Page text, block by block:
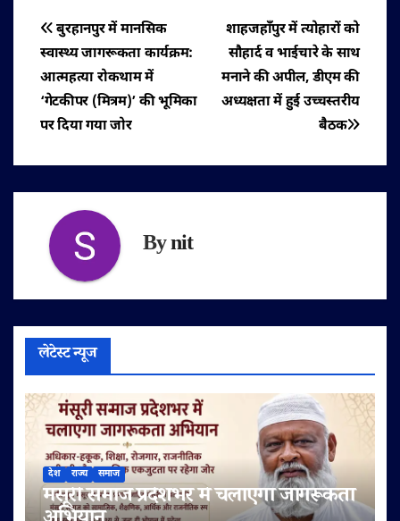
पोस्ट
नेविगेशन
शाहजहाँपुर में त्योहारों को
सौहार्द व भाईचारे के साथ
मनाने की अपील, डीएम की
अध्यक्षता में हुई उच्चस्तरीय
बैठक
बुरहानपुर में मानसिक
स्वास्थ्य जागरूकता कार्यक्रम:
आत्महत्या रोकथाम में
‘गेटकीपर (मित्रम)’ की भूमिका
पर दिया गया जोर
Bynit
लेटेस्ट न्यूज
देश राज्य समाज
मंसूरी समाज प्रदेशभर में चलाएगा जागरूकता